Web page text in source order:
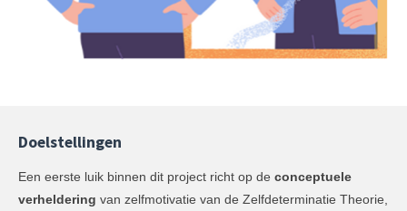
Doelstellingen
Een eerste luik binnen dit project richt op de conceptuele
verheldering van zelfmotivatie van de Zelfdeterminatie Theorie,